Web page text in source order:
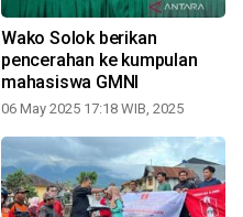
Wako Solok berikan
pencerahan ke kumpulan
mahasiswa GMNI
06 May 2025 17:18 WIB, 2025